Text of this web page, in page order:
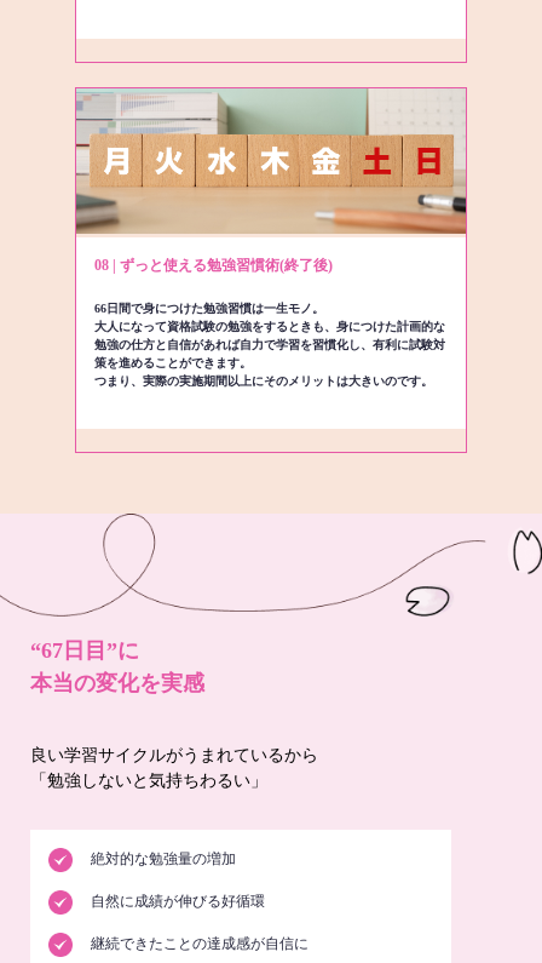
08 | ずっと使える勉強習慣術(終了後)
66日間で身につけた勉強習慣は一生モノ。
大人になって資格試験の勉強をするときも、身につけた計画的な
勉強の仕方と自信があれば自力で学習を習慣化し、有利に試験対
策を進めることができます。
つまり、実際の実施期間以上にそのメリットは大きいのです。
“67日目”に
本当の変化を実感
良い学習サイクルがうまれているから
「勉強しないと気持ちわるい」
絶対的な勉強量の増加
自然に成績が伸びる好循環
継続できたことの達成感が自信に